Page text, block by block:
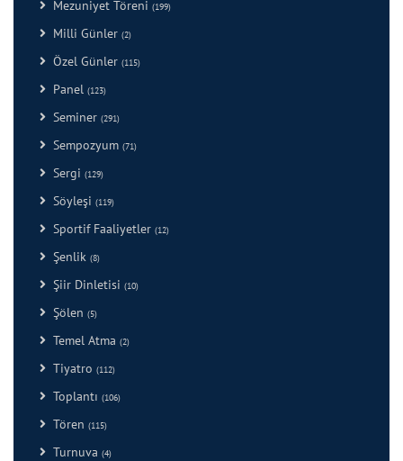
Mezuniyet Töreni (199)
Milli Günler (2)
Özel Günler (115)
Panel (123)
Seminer (291)
Sempozyum (71)
Sergi (129)
Söyleşi (119)
Sportif Faaliyetler (12)
Şenlik (8)
Şiir Dinletisi (10)
Şölen (5)
Temel Atma (2)
Tiyatro (112)
Toplantı (106)
Tören (115)
Turnuva (4)